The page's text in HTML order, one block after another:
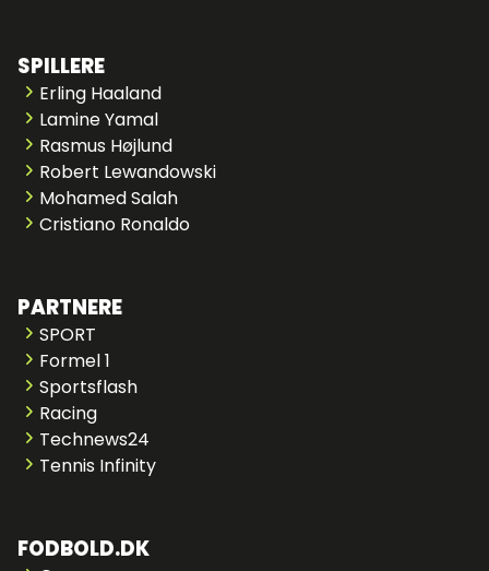
SPILLERE
Erling Haaland
Lamine Yamal
Rasmus Højlund
Robert Lewandowski
Mohamed Salah
Cristiano Ronaldo
PARTNERE
SPORT
Formel 1
Sportsflash
Racing
Technews24
Tennis Infinity
FODBOLD.DK